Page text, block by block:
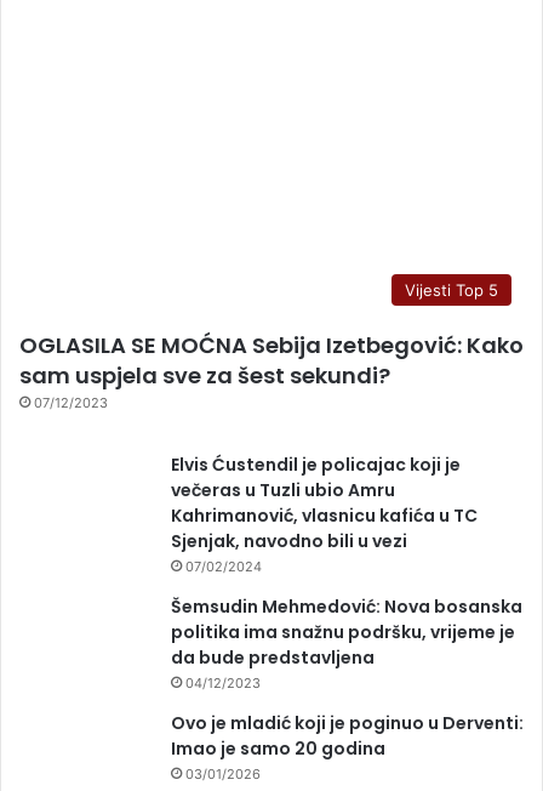
Vijesti Top 5
OGLASILA SE MOĆNA Sebija Izetbegović: Kako
sam uspjela sve za šest sekundi?
07/12/2023
Elvis Ćustendil je policajac koji je
večeras u Tuzli ubio Amru
Kahrimanović, vlasnicu kafića u TC
Sjenjak, navodno bili u vezi
07/02/2024
Šemsudin Mehmedović: Nova bosanska
politika ima snažnu podršku, vrijeme je
da bude predstavljena
04/12/2023
Ovo je mladić koji je poginuo u Derventi:
Imao je samo 20 godina
03/01/2026